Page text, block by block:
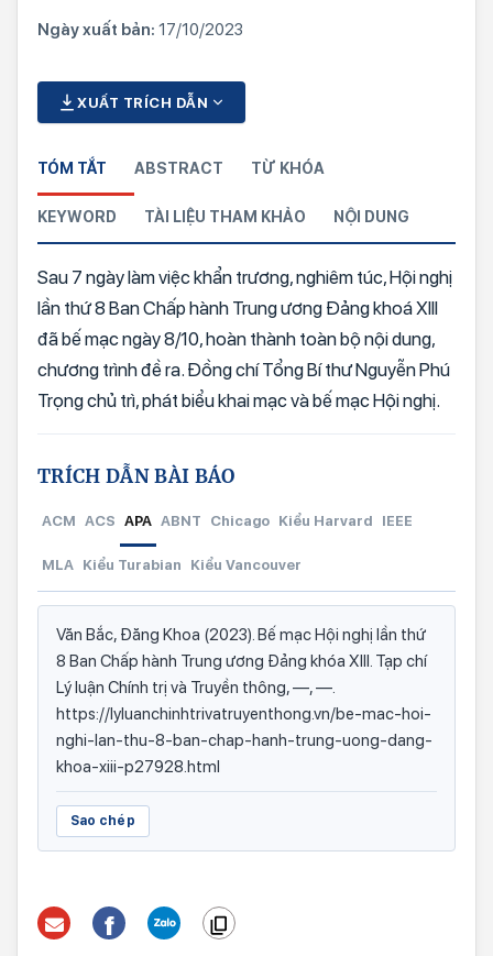
Ngày xuất bản: 17/10/2023
XUẤT TRÍCH DẪN
TÓM TẮT ABSTRACT TỪ KHÓA
KEYWORD TÀI LIỆU THAM KHẢO NỘI DUNG
Sau 7 ngày làm việc khẩn trương, nghiêm túc, Hội nghị
lần thứ 8 Ban Chấp hành Trung ương Đảng khoá XIII
đã bế mạc ngày 8/10, hoàn thành toàn bộ nội dung,
chương trình đề ra. Đồng chí Tổng Bí thư Nguyễn Phú
Trọng chủ trì, phát biểu khai mạc và bế mạc Hội nghị.
TRÍCH DẪN BÀI BÁO
ACM ACS APA ABNT Chicago Kiểu Harvard IEEE
MLA Kiểu Turabian Kiểu Vancouver
Văn Bắc, Đăng Khoa (2023). Bế mạc Hội nghị lần thứ
8 Ban Chấp hành Trung ương Đảng khóa XIII. Tạp chí
Lý luận Chính trị và Truyền thông, —, —.
https://lyluanchinhtrivatruyenthong.vn/be-mac-hoi-
nghi-lan-thu-8-ban-chap-hanh-trung-uong-dang-
khoa-xiii-p27928.html
Sao chép